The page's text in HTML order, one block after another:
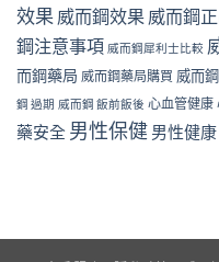
效果 威而鋼效果 威而鋼
鋼注意事項 威而鋼犀利士比較
而鋼藥局 威而鋼藥局購買 威而
鋼 過期 威而鋼 飯前飯後 心血管健康
藥安全 男性保健 男性健康